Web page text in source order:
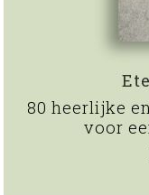
80 heerlijke
voor